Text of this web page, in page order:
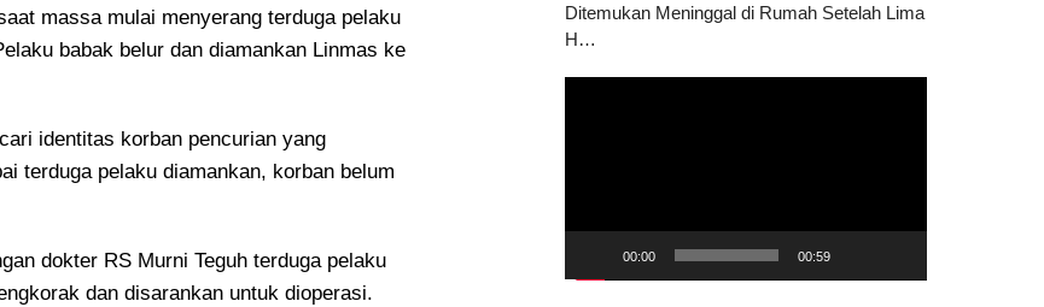
massa mulai menyerang terduga pelaku
babak belur dan diamankan Linmas ke
identitas korban pencurian yang
terduga pelaku diamankan, korban belum
dokter RS Murni Teguh terduga pelaku
dan disarankan untuk dioperasi.
Ditemukan Meninggal di Rumah Setelah Lima
H…
00:00 00:59